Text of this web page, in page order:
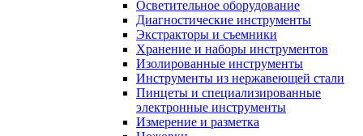
Осветительное оборудование
Диагностические инструменты
Экстракторы и съемники
Хранение и наборы инструментов
Изолированные инструменты
Инструменты из нержавеющей стали
Пинцеты и специализированные
электронные инструменты
Измерение и разметка